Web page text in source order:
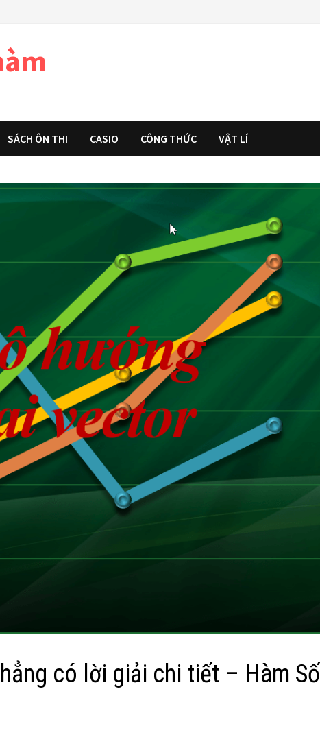
SÁCH ÔN THI CASIO CÔNG THỨC VẬT LÍ
có lời giải chi tiết – Hàm Số